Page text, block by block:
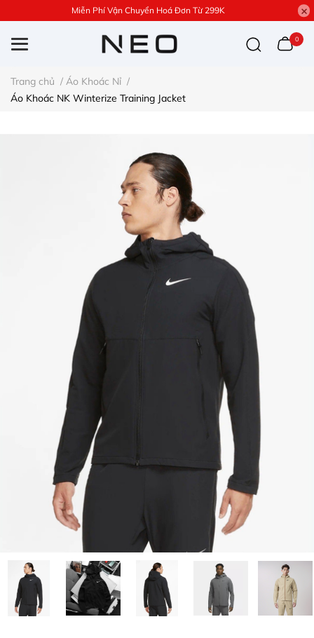
Miễn Phí Vận Chuyển Hoá Đơn Từ 299K
0
Trang chủ / Áo Khoác Nỉ /
Áo Khoác NK Winterize Training Jacket